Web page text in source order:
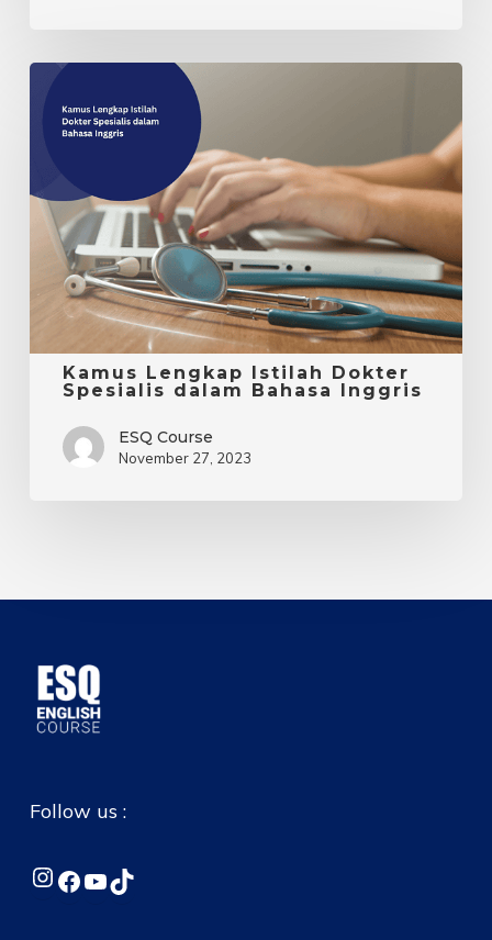
Kamus
Lengkap
Istilah
Dokter
Spesialis
dalam
Bahasa
Inggris
Kamus Lengkap Istilah Dokter
Spesialis dalam Bahasa Inggris
ESQ Course
November 27, 2023
Follow us :
Instagram
Facebook
YouTube
TikTok